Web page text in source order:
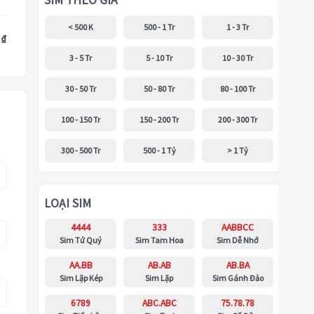
< 500 K 500 - 1 Tr 1 - 3 Tr
3 - 5 Tr 5 - 10 Tr 10 - 30 Tr
30 - 50 Tr 50 - 80 Tr 80 - 100 Tr
100 - 150 Tr 150 - 200 Tr 200 - 300 Tr
300 - 500 Tr 500 - 1 Tỷ > 1 Tỷ
LOẠI SIM
4444
Sim Tứ Quý
333
Sim Tam Hoa
AABBCC
Sim Dễ Nhớ
AA.BB
Sim Lặp Kép
AB.AB
Sim Lặp
AB.BA
Sim Gánh Đảo
6789 ABC.ABC 75.78.78